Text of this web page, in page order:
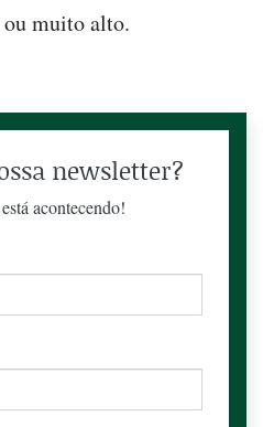
muito alto.
newsletter?
acontecendo!